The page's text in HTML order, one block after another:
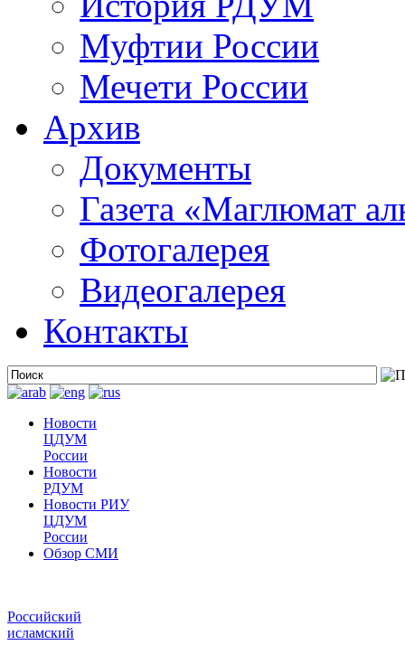
Муфтии России
Мечети России
Архив
Документы
Газета «Маглюмат
Фотогалерея
Видеогалерея
Контакты
Новости
ЦДУМ
России
Новости
РДУМ
Новости РИУ
ЦДУМ
России
Обзор СМИ
Российский
исламский